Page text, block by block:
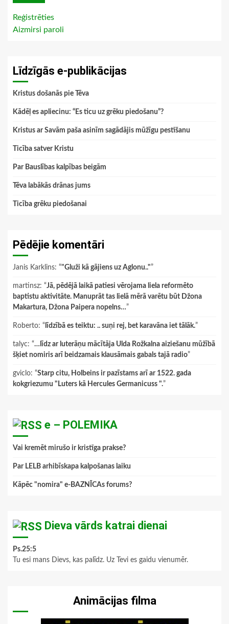
Reģistrēties
Aizmirsi paroli
Līdzīgās e-publikācijas
Kristus došanās pie Tēva
Kādēļ es apliecinu: “Es ticu uz grēku piedošanu”?
Kristus ar Savām paša asinīm sagādājis mūžīgu pestīšanu
Ticība satver Kristu
Par Bauslības kalpības beigām
Tēva labākās drānas jums
Ticība grēku piedošanai
Pēdējie komentāri
Janis Karklins: “"Gluži kā gājiens uz Aglonu.."”
martinsz: “Jā, pēdējā laikā patiesi vērojama liela reformēto
baptistu aktivitāte. Manuprāt tas lielā mērā varētu būt Džona
Makartura, Džona Paipera nopelns…”
Roberto: “ līdzībā es teiktu: .. suņi rej, bet karavāna iet tālāk.”
talyc: “…līdz ar luterāņu mācītāja Ulda Rožkalna aiziešanu mūžībā
šķiet nomiris arī beidzamais klausāmais gabals tajā radio”
gviclo: “Starp citu, Holbeins ir pazīstams arī ar 1522. gada
kokgriezumu "Luters kā Hercules Germanicuss ".”
e – POLEMIKA
Vai kremēt mirušo ir kristīga prakse?
Par LELB arhibīskapa kalpošanas laiku
Kāpēc "nomira" e-BAZNĪCAs forums?
Dieva vārds katrai dienai
Ps.25:5
Tu esi mans Dievs, kas palīdz. Uz Tevi es gaidu vienumēr.
Animācijas filma